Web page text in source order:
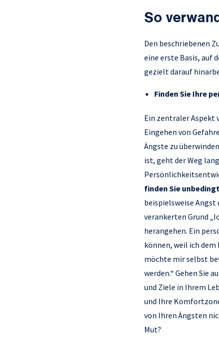
So
Den beschriebenen
eine erste Basis, auf
gezielt darauf
Finden Sie Ihre
Ein zentraler Aspekt
Eingehen von
Ängste zu
ist, geht der Weg
finden Sie
beispielsweise
verankerten Grund
herangehen. Ein
können, weil ich dem
möchte mir selbst
werden.“ Gehen Sie
und Ziele in Ihrem
und Ihre
von Ihren Ängsten
Mut?